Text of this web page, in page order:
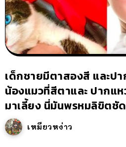
เด็กชายมีตาสองสี และป
น้องแมวที่สีตาและ ปากแ
มาเลี้ยง นี่มันพรหมลิขิตชั
เหมียวหง่าว